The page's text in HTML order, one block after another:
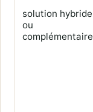
solution hybride
ou
complémentaire